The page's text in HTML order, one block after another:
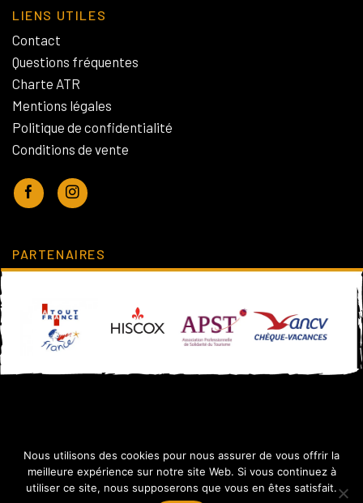
LIENS UTILES
Contact
Questions fréquentes
Charte ATR
Mentions légales
Politique de confidentialité
Conditions de vente
PARTENAIRES
Nous utilisons des cookies pour nous assurer de vous offrir la
meilleure expérience sur notre site Web. Si vous continuez à
utiliser ce site, nous supposerons que vous en êtes satisfait.